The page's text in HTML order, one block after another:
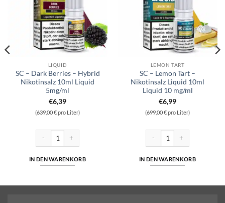
LIQUID
SC – Dark Berries – Hybrid
Nikotinsalz 10ml Liquid
5mg/ml
€6,39
(639,00 € pro Liter)
IN DEN WARENKORB
LEMON TART
SC – Lemon Tart –
Nikotinsalz Liquid 10ml
Liquid 10 mg/ml
€6,99
(699,00 € pro Liter)
IN DEN WARENKORB